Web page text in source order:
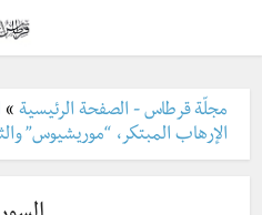
مجلّة قرطاس - الصفحة الرئيسية »
الإرهاب المبتكر، “موريشيوس”